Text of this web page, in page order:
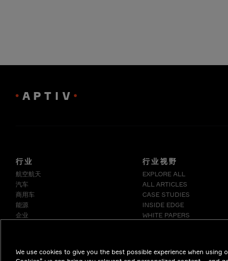
行业
航空航天
汽车
商用车
能源
企业
行业视野
EXPLORE ALL
ALL ARTICLES
CASE STUDIES
INSIDE EDGE
WHITE PAPERS
We use cookies to give you the best possible experience when using